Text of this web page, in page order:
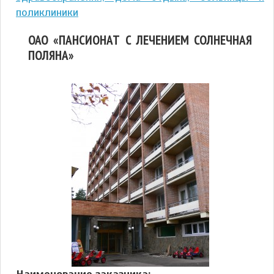
поликлиники
ОАО «ПАНСИОНАТ С ЛЕЧЕНИЕМ СОЛНЕЧНАЯ
ПОЛЯНА»